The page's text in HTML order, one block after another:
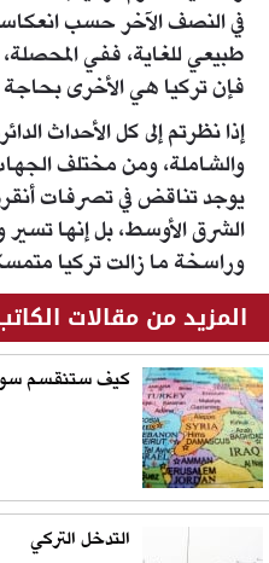
في النصف الآخر حسب
طبيعي للغاية، ففي
فإن تركيا هي الأخرى بحاجة
إذا نظرتم إلى كل الأحداث
والشاملة، ومن مختلف
يوجد تناقض في تصرفات
الشرق الأوسط، بل إنها
وراسخة ما زالت تركيا
المزيد من مقالات
كيف ستنقسم
التدخل التركي